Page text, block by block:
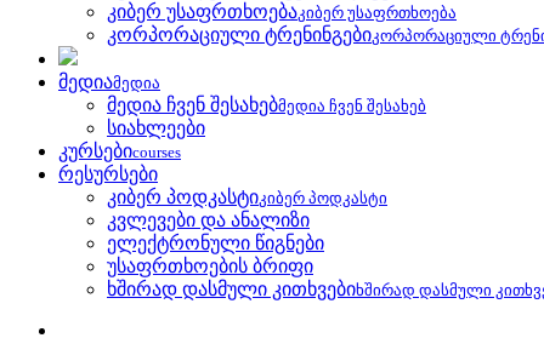
კიბერ უსაფრთხოებაკიბერ უსაფრთხოება
კორპორაციული ტრენინგებიკორპორაციული
მედიამედია
მედია ჩვენ შესახებმედია ჩვენ შესახებ
სიახლეები
კურსებიcourses
რესურსები
კიბერ პოდკასტიკიბერ პოდკასტი
კვლევები და ანალიზი
ელექტრონული წიგნები
უსაფრთხოების ბრიფი
ხშირად დასმული კითხვებიხშირად დასმული